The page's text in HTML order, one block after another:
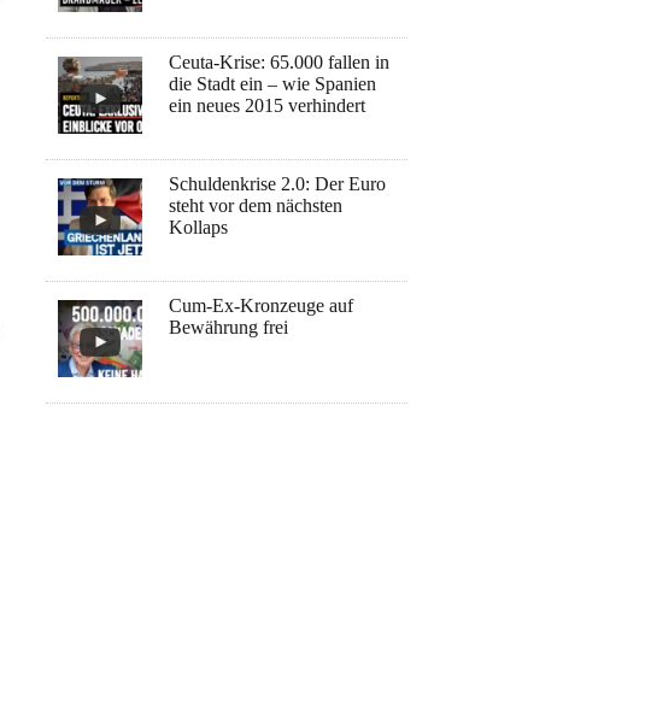
Ceuta-Krise: 65.000 fallen in
die Stadt ein – wie Spanien
ein neues 2015 verhindert
Schuldenkrise 2.0: Der Euro
steht vor dem nächsten
Kollaps
Cum-Ex-Kronzeuge auf
Bewährung frei